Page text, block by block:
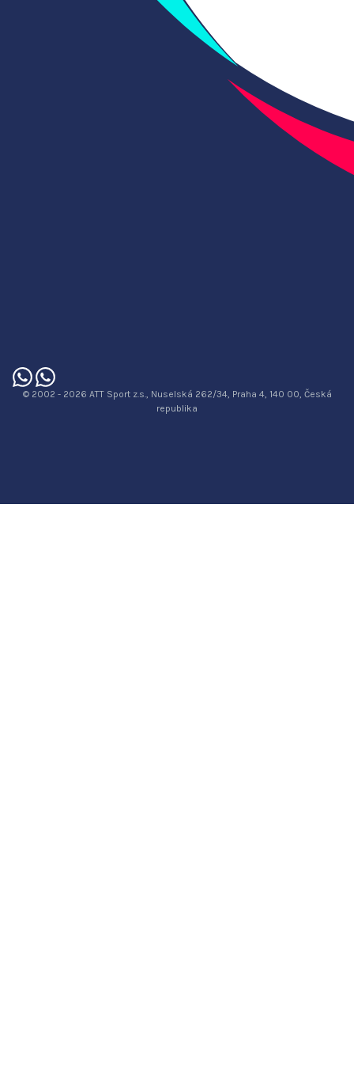
© 2002 - 2026 ATT Sport z.s., Nuselská 262/34, Praha 4, 140 00, Česká
republika